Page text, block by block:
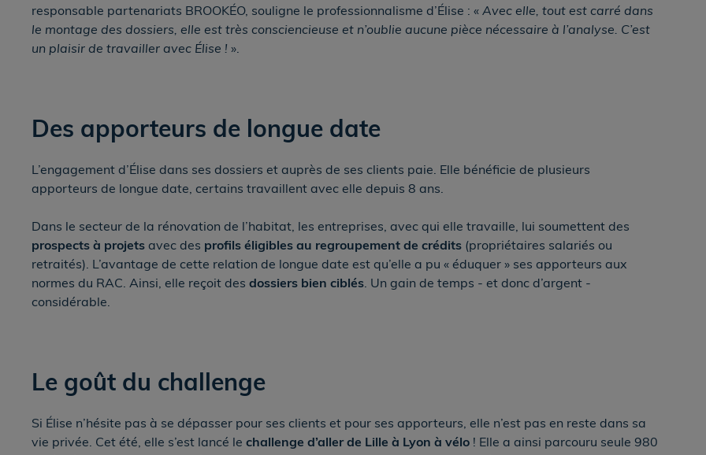
responsable partenariats BROOKÉO, souligne le professionnalisme d’Élise : « Avec elle, tout est carré dans
le montage des dossiers, elle est très consciencieuse et n’oublie aucune pièce nécessaire à l’analyse. C’est
un plaisir de travailler avec Élise ! ».
Des apporteurs de longue date
L’engagement d’Élise dans ses dossiers et auprès de ses clients paie. Elle bénéficie de plusieurs
apporteurs de longue date, certains travaillent avec elle depuis 8 ans.
Dans le secteur de la rénovation de l’habitat, les entreprises, avec qui elle travaille, lui soumettent des
prospects à projets avec des profils éligibles au regroupement de crédits (propriétaires salariés ou
retraités). L’avantage de cette relation de longue date est qu’elle a pu « éduquer » ses apporteurs aux
normes du RAC. Ainsi, elle reçoit des dossiers bien ciblés. Un gain de temps - et donc d’argent -
considérable.
Le goût du challenge
Si Élise n’hésite pas à se dépasser pour ses clients et pour ses apporteurs, elle n’est pas en reste dans sa
vie privée. Cet été, elle s’est lancé le challenge d’aller de Lille à Lyon à vélo ! Elle a ainsi parcouru seule 980